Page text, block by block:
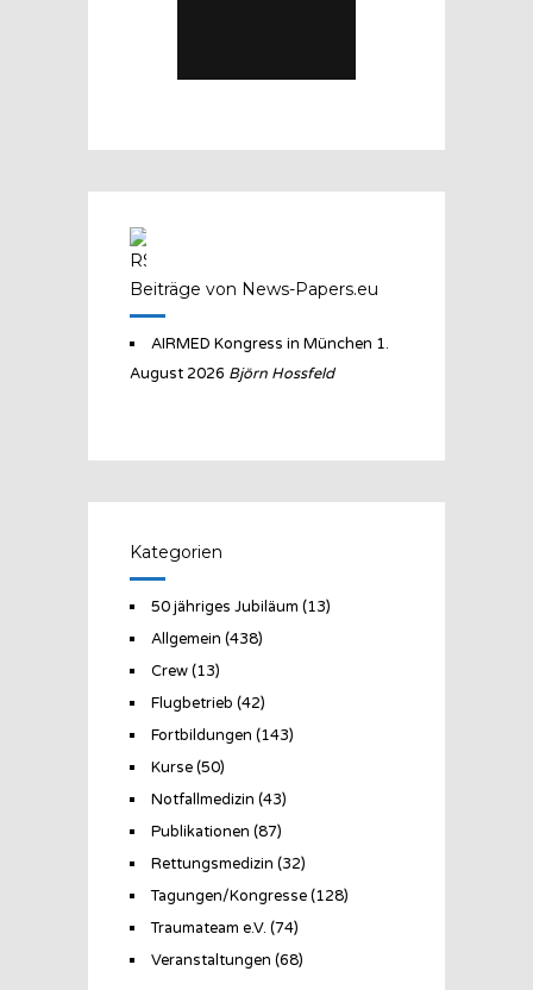
Beiträge von News-Papers.eu
AIRMED Kongress in München 1.
August 2026 Björn Hossfeld
Kategorien
50 jähriges Jubiläum (13)
Allgemein (438)
Crew(13)
Flugbetrieb (42)
Fortbildungen (143)
Kurse(50)
Notfallmedizin (43)
Publikationen (87)
Rettungsmedizin (32)
Tagungen/Kongresse(128)
Traumateam e.V. (74)
Veranstaltungen (68)